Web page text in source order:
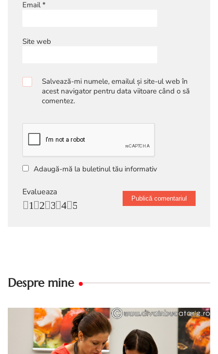
Email*
Site web
Salvează-mi numele, emailul și site-ul web în
acest navigator pentru data viitoare când o să
comentez.
Adaugă-mă la buletinul tău informativ
Evalueaza
5
4
3
2
1
Despre mine